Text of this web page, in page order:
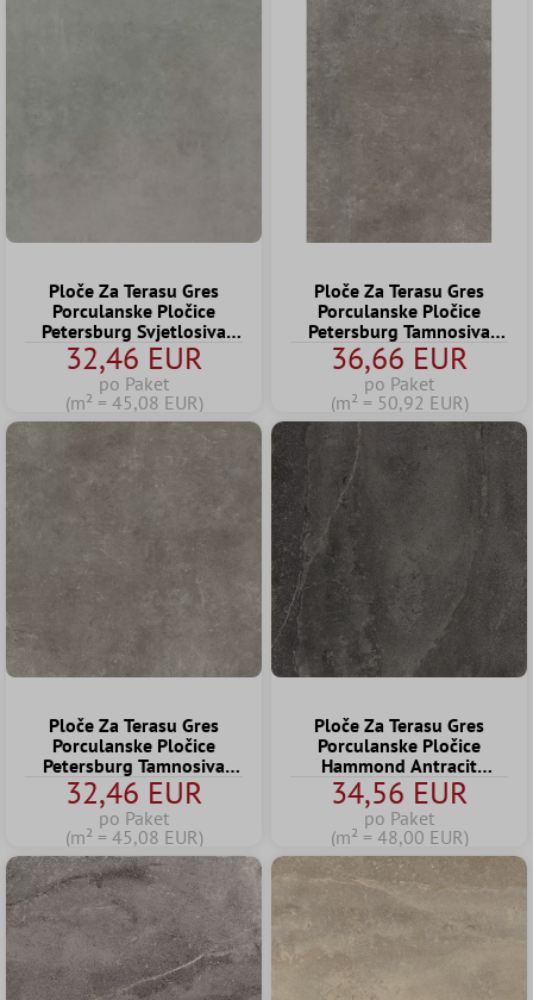
Ploče Za Terasu Gres
Porculanske Pločice
Petersburg Svjetlosiva
60x60x2 cm
32,46 EUR
po Paket
(m² = 45,08 EUR)
Ploče Za Terasu Gres
Porculanske Pločice
Petersburg Tamnosiva
60x120x2 cm
36,66 EUR
po Paket
(m² = 50,92 EUR)
Ploče Za Terasu Gres
Porculanske Pločice
Petersburg Tamnosiva
60x60x2 cm
32,46 EUR
po Paket
(m² = 45,08 EUR)
Ploče Za Terasu Gres
Porculanske Pločice
Hammond Antracit
60x60x2 cm
34,56 EUR
po Paket
(m² = 48,00 EUR)